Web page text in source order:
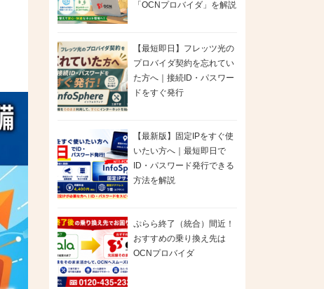
「OCNプロバイダ」を解説
【最短即日】フレッツ光の
プロバイダ契約を忘れてい
た方へ｜接続ID・パスワー
ドをすぐ発行
【最新版】固定IPをすぐ使
いたい方へ｜最短即日で
ID・パスワード発行できる
方法を解説
ぷらら終了（統合）間近！
おすすめの乗り換え先は
OCNプロバイダ